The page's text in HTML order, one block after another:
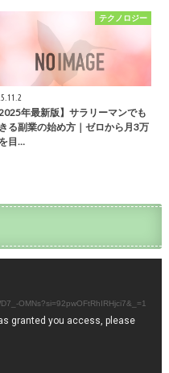
テクノロジー
2025年最新版】サラリーマンでも
る副業の始め方｜ゼロから月3万
目…
OMNs?si=92pwOFtRhIRHjci7&_=1